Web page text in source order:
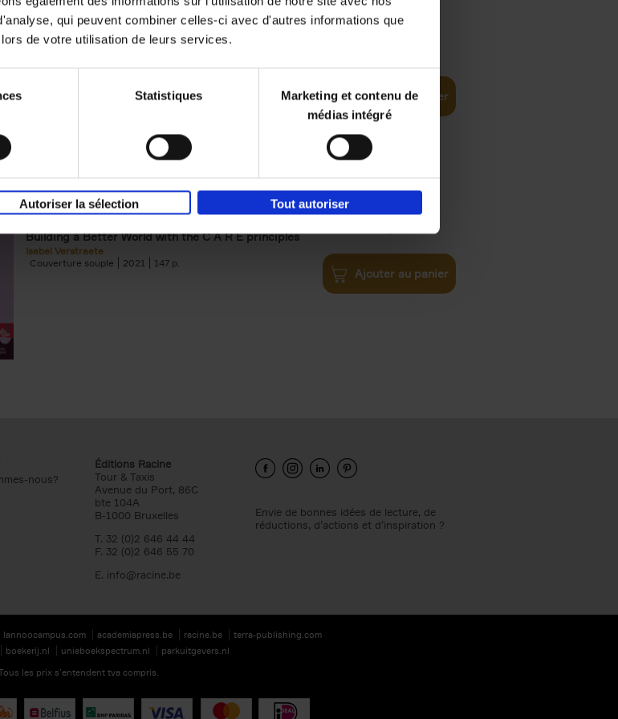
qui peuvent combiner celles-ci avec d'autres informations que
de votre utilisation de leurs services.
Statistiques
Marketing et contenu de
médias intégré
Autoriser la sélection Tout autoriser
Digital marketing like a PRO -
completely revised edition
Ajouter au panier
Does Your Brand Care?
Building a Better World with the C A R E principles
Isabel Verstraete
Couverture souple
2021 147
€34,99
Ajouter au panier
nous?
Éditions Racine
Tour & Taxis
Avenue du Port, 86C
bte 104A
B-1000 Bruxelles
T. 32 (0)2 646 44 44
F. 32 (0)2 646 55 70
E. info@racine.be
Envie de bonnes idées de lecture, de
réductions, d’actions et d’inspiration ?
lannoocampus.com academiapress.be racine.be
terra-publishing.com
boekerij.nl unieboekspectrum.nl
parkuitgevers.nl
les prix s’entendent tva compris.